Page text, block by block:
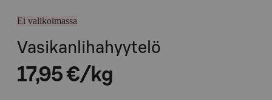
Ei valikoimassa
Vasikanlihahyytelö
17,95 €/kg